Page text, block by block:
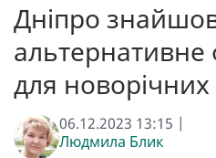
Дніпро
альтернативне
для
06.12.2023 13:15 |
Людмила Блик